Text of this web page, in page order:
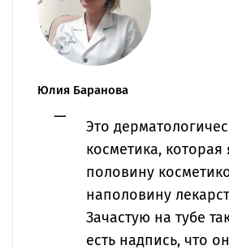
Юлия Баранова
Это
косметика, которая
половину
наполовину
Зачастую на тубе
есть надпись, что